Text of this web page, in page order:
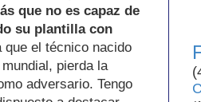
que no es capaz de
su plantilla con
que el técnico nacido
pierda la
adversario. Tengo